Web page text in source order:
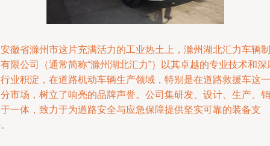
徽省滁州市这片充满活力的工业热土上，滁州湖北汇力车辆制
限公司（通常简称“滁州湖北汇力”）以其卓越的专业技术和深
业积淀，在道路机动车辆生产领域，特别是在道路救援车这一
市场，树立了响亮的品牌声誉。公司集研发、设计、生产、销
一体，致力于为道路安全与应急保障提供坚实可靠的装备支